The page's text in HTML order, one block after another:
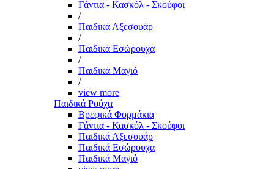
Γάντια - Κασκόλ - Σκούφοι
/
Παιδικά Αξεσουάρ
/
Παιδικά Εσώρουχα
/
Παιδικά Μαγιό
/
view more
Παιδικά Ρούχα
Βρεφικά Φορμάκια
Γάντια - Κασκόλ - Σκούφοι
Παιδικά Αξεσουάρ
Παιδικά Εσώρουχα
Παιδικά Μαγιό